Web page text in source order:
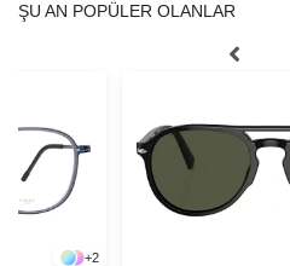
ŞU AN POPÜLER OLANLAR
+2